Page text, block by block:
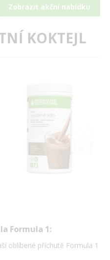
Zobrazit akční nabídku
KOKTEJL
Formula 1:
oblíbené příchutě Formula 1